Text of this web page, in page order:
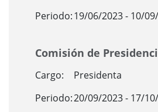
Periodo:19/06/2023 - 10/
Comisión de
Cargo:
Presidenta
Periodo:20/09/2023 - 17/